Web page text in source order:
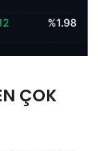
ÇOK